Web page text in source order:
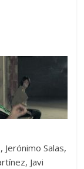
Salas,
Javi